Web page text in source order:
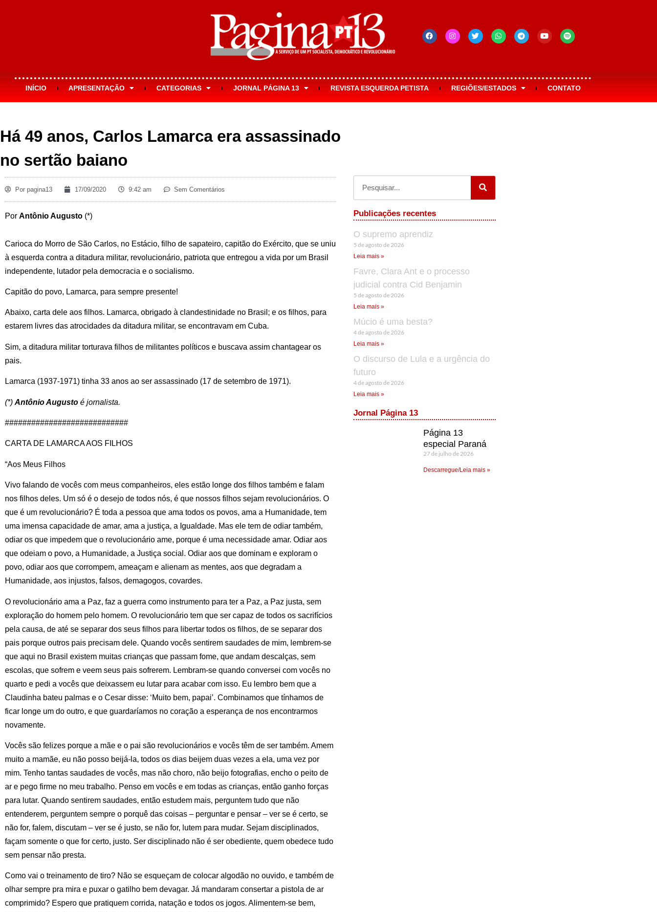
INÍCIO APRESENTAÇÃO CATEGORIAS JORNAL PÁGINA 13 REVISTA ESQUERDA PETISTA REGIÕES/ESTADOS CONTATO
Há 49 anos, Carlos Lamarca era assassinado
no sertão baiano
Por pagina13 17/09/2020 9:42 am Sem Comentários
Por Antônio Augusto (*)
Carioca do Morro de São Carlos, no Estácio, filho de sapateiro, capitão do Exército, que se uniu
à esquerda contra a ditadura militar, revolucionário, patriota que entregou a vida por um Brasil
independente, lutador pela democracia e o socialismo.
Capitão do povo, Lamarca, para sempre presente!
Abaixo, carta dele aos filhos. Lamarca, obrigado à clandestinidade no Brasil; e os filhos, para
estarem livres das atrocidades da ditadura militar, se encontravam em Cuba.
Sim, a ditadura militar torturava filhos de militantes políticos e buscava assim chantagear os
pais.
Lamarca (1937-1971) tinha 33 anos ao ser assassinado (17 de setembro de 1971).
(*) Antônio Augusto é jornalista.
############################
CARTA DE LAMARCA AOS FILHOS
“Aos Meus Filhos
Vivo falando de vocês com meus companheiros, eles estão longe dos filhos também e falam
nos filhos deles. Um só é o desejo de todos nós, é que nossos filhos sejam revolucionários. O
que é um revolucionário? É toda a pessoa que ama todos os povos, ama a Humanidade, tem
uma imensa capacidade de amar, ama a justiça, a Igualdade. Mas ele tem de odiar também,
odiar os que impedem que o revolucionário ame, porque é uma necessidade amar. Odiar aos
que odeiam o povo, a Humanidade, a Justiça social. Odiar aos que dominam e exploram o
povo, odiar aos que corrompem, ameaçam e alienam as mentes, aos que degradam a
Humanidade, aos injustos, falsos, demagogos, covardes.
O revolucionário ama a Paz, faz a guerra como instrumento para ter a Paz, a Paz justa, sem
exploração do homem pelo homem. O revolucionário tem que ser capaz de todos os sacrifícios
pela causa, de até se separar dos seus filhos para libertar todos os filhos, de se separar dos
pais porque outros pais precisam dele. Quando vocês sentirem saudades de mim, lembrem-se
que aqui no Brasil existem muitas crianças que passam fome, que andam descalças, sem
escolas, que sofrem e veem seus pais sofrerem. Lembram-se quando conversei com vocês no
quarto e pedi a vocês que deixassem eu lutar para acabar com isso. Eu lembro bem que a
Claudinha bateu palmas e o Cesar disse: ‘Muito bem, papai’. Combinamos que tínhamos de
ficar longe um do outro, e que guardaríamos no coração a esperança de nos encontrarmos
novamente.
Vocês são felizes porque a mãe e o pai são revolucionários e vocês têm de ser também. Amem
muito a mamãe, eu não posso beijá-la, todos os dias beijem duas vezes a ela, uma vez por
mim. Tenho tantas saudades de vocês, mas não choro, não beijo fotografias, encho o peito de
ar e pego firme no meu trabalho. Penso em vocês e em todas as crianças, então ganho forças
para lutar. Quando sentirem saudades, então estudem mais, perguntem tudo que não
entenderem, perguntem sempre o porquê das coisas – perguntar e pensar – ver se é certo, se
não for, falem, discutam – ver se é justo, se não for, lutem para mudar. Sejam disciplinados,
façam somente o que for certo, justo. Ser disciplinado não é ser obediente, quem obedece tudo
sem pensar não presta.
Como vai o treinamento de tiro? Não se esqueçam de colocar algodão no ouvido, e também de
olhar sempre pra mira e puxar o gatilho bem devagar. Já mandaram consertar a pistola de ar
comprimido? Espero que pratiquem corrida, natação e todos os jogos. Alimentem-se bem,
Publicações recentes
O supremo aprendiz
5 de agosto de 2026
Leia mais »
Favre, Clara Ant e o processo
judicial contra Cid Benjamin
5 de agosto de 2026
Leia mais »
Múcio é uma besta?
4 de agosto de 2026
Leia mais »
O discurso de Lula e a urgência do
futuro
4 de agosto de 2026
Leia mais »
Jornal Página 13
Página 13
especial Paraná
27 de julho de 2026
Descarregue/Leia mais »